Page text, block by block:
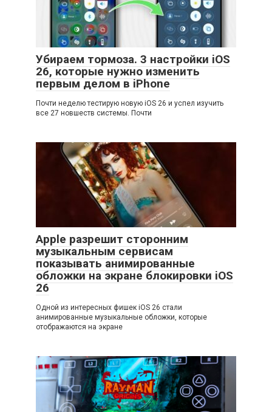
Убираем тормоза. 3 настройки iOS
26, которые нужно изменить
первым делом в iPhone
Почти неделю тестирую новую iOS 26 и успел изучить
все 27 новшеств системы. Почти
Apple разрешит сторонним
музыкальным сервисам
показывать анимированные
обложки на экране блокировки iOS
26
Одной из интересных фишек iOS 26 стали
анимированные музыкальные обложки, которые
отображаются на экране